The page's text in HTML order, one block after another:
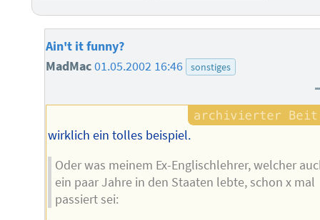
Ain't it funny?
MadMac01.05.2002 16:46 sonstiges
wirklich ein tolles beispiel.
Oder was meinem Ex-Englischlehrer, welcher
ein paar Jahre in den Staaten lebte, schon x mal
passiert sei: